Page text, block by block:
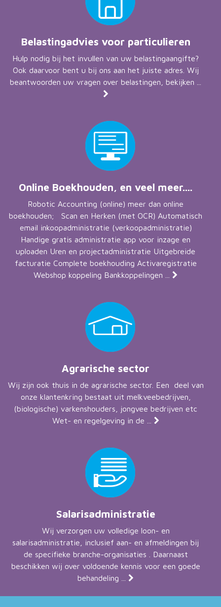
Belastingadvies voor particulieren
Hulp nodig bij het invullen van uw belastingaangifte?
Ook daarvoor bent u bij ons aan het juiste adres. Wij
beantwoorden uw vragen over belastingen, bekijken ...
Online Boekhouden, en veel meer....
Robotic Accounting (online) meer dan online
boekhouden; Scan en Herken (met OCR) Automatisch
email inkoopadministratie (verkoopadministratie)
Handige gratis administratie app voor inzage en
uploaden Uren en projectadministratie Uitgebreide
facturatie Complete boekhouding Activaregistratie
Webshop koppeling Bankkoppelingen ...
Agrarische sector
Wij zijn ook thuis in de agrarische sector. Een deel van
onze klantenkring bestaat uit melkveebedrijven,
(biologische) varkenshouders, jongvee bedrijven etc
Wet- en regelgeving in de ...
Salarisadministratie
Wij verzorgen uw volledige loon- en
salarisadministratie, inclusief aan- en afmeldingen bij
de specifieke branche-organisaties . Daarnaast
beschikken wij over voldoende kennis voor een goede
behandeling ...